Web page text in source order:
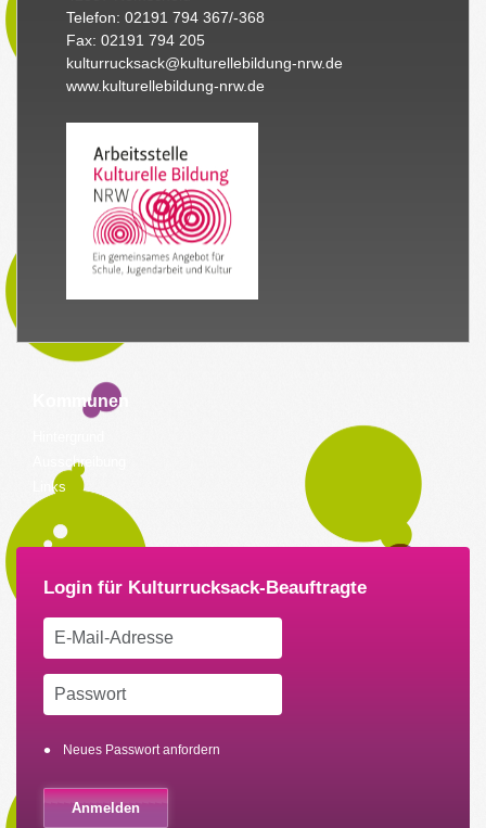
Telefon: 02191 794 367/-368
Fax: 02191 794 205
kulturrucksack@kulturellebildung-nrw.de
www.kulturellebildung-nrw.de
Kommunen
Ausschreibung
Links
Neues Passwort anfordern